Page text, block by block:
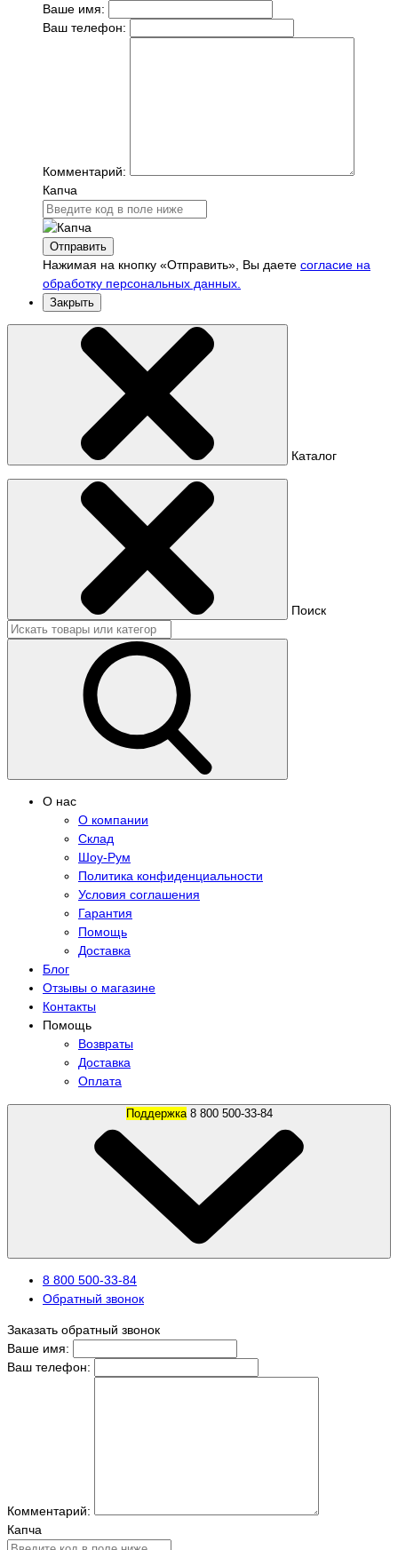
Ваше имя:
Ваш телефон:
Комментарий:
Капча
Отправить
Нажимая на кнопку «Отправить», Вы даете согласие на
обработку персональных данных.
Закрыть
Каталог
Поиск
О нас
О компании
Склад
Шоу-Рум
Политика конфиденциальности
Условия соглашения
Гарантия
Помощь
Доставка
Блог
Отзывы о магазине
Контакты
Помощь
Возвраты
Доставка
Оплата
Поддержка 8 800 500-33-84
8 800 500-33-84
Обратный звонок
Заказать обратный звонок
Ваше имя:
Ваш телефон:
Комментарий:
Капча